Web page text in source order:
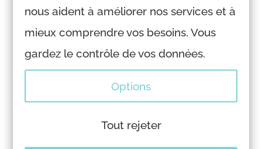
étincelante. Si cette boule est encrassée de noir
ou gris, imaginé un rayon de lumière blanc
purifiant cette sphère. Une fois propre, inspirez
corps.
nous aident à améliorer nos services et à
mieux comprendre vos besoins. Vous
gardez le contrôle de vos données.
Options
Tout rejeter